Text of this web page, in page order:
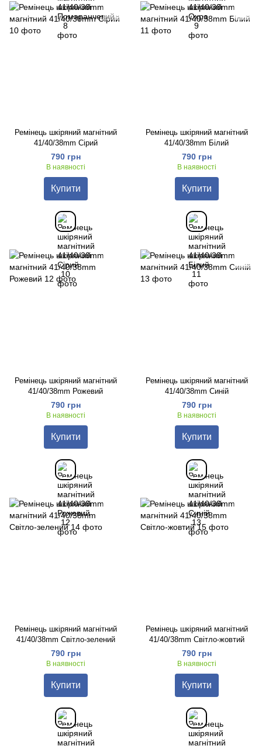
Ремінець шкіряний магнітний
41/40/38mm Сірий
790 грн
В наявності
Купити
Ремінець шкіряний магнітний
41/40/38mm Білий
790 грн
В наявності
Купити
Ремінець шкіряний магнітний
41/40/38mm Рожевий
790 грн
В наявності
Купити
Ремінець шкіряний магнітний
41/40/38mm Синій
790 грн
В наявності
Купити
Ремінець шкіряний магнітний
41/40/38mm Світло-зелений
790 грн
В наявності
Купити
Ремінець шкіряний магнітний
41/40/38mm Світло-жовтий
790 грн
В наявності
Купити